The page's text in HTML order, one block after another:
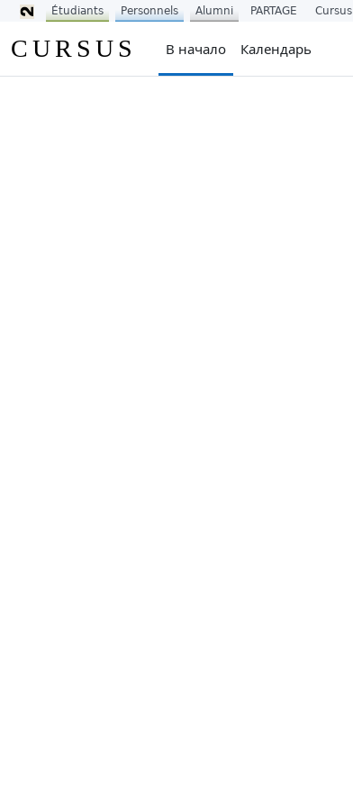
CURSUS В начало Календарь
Étudiants Personnels Alumni PARTAGE Cursus